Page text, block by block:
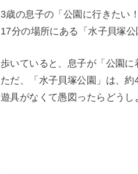
3歳の息子の「公園に行きたい
17分の場所にある「水子貝塚
歩いていると、息子が「公園に
ただ、「水子貝塚公園」は、約
遊具がなくて愚図ったらどう